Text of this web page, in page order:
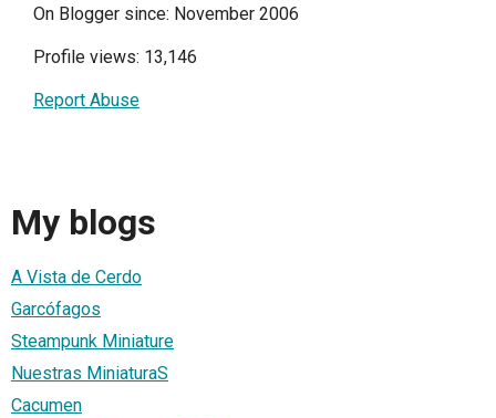
On Blogger since: November 2006
Profile views: 13,146
Report Abuse
My blogs
A Vista de Cerdo
Garcófagos
Steampunk Miniature
Nuestras MiniaturaS
Cacumen